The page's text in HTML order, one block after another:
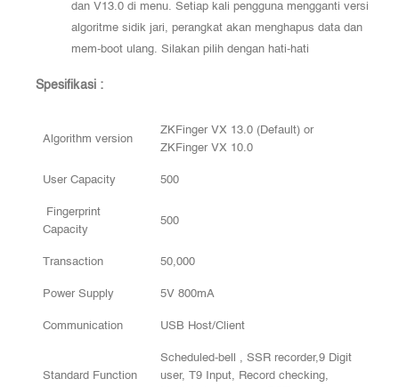
dan V13.0 di menu. Setiap kali pengguna mengganti versi
algoritme sidik jari, perangkat akan menghapus data dan
mem-boot ulang. Silakan pilih dengan hati-hati
Spesifikasi :
Algorithm version
ZKFinger VX 13.0 (Default) or
ZKFinger VX 10.0
User Capacity 500
Fingerprint
Capacity
500
Transaction 50,000
Power Supply 5V 800mA
Communication USB Host/Client
Standard Function
Scheduled-bell , SSR recorder,9 Digit
user, T9 Input, Record checking,